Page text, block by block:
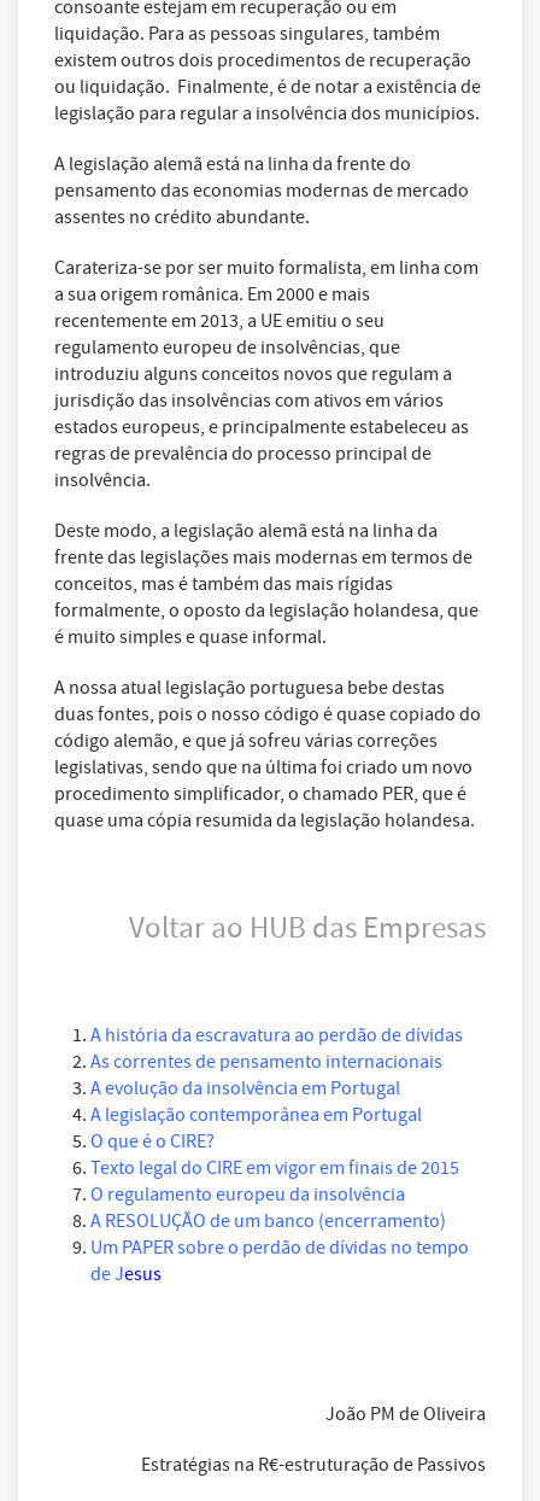
consoante estejam em recuperação ou em
liquidação. Para as pessoas singulares, também
existem outros dois procedimentos de recuperação
ou liquidação. Finalmente, é de notar a existência de
legislação para regular a insolvência dos municípios.
A legislação alemã está na linha da frente do
pensamento das economias modernas de mercado
assentes no crédito abundante.
Carateriza-se por ser muito formalista, em linha com
a sua origem românica. Em 2000 e mais
recentemente em 2013, a UE emitiu o seu
regulamento europeu de insolvências, que
introduziu alguns conceitos novos que regulam a
jurisdição das insolvências com ativos em vários
estados europeus, e principalmente estabeleceu as
regras de prevalência do processo principal de
insolvência.
Deste modo, a legislação alemã está na linha da
frente das legislações mais modernas em termos de
conceitos, mas é também das mais rígidas
formalmente, o oposto da legislação holandesa, que
é muito simples e quase informal.
A nossa atual legislação portuguesa bebe destas
duas fontes, pois o nosso código é quase copiado do
código alemão, e que já sofreu várias correções
legislativas, sendo que na última foi criado um novo
procedimento simplificador, o chamado PER, que é
quase uma cópia resumida da legislação holandesa.
Voltar ao HUB das Empresas
A história da escravatura ao perdão de dívidas
As correntes de pensamento internacionais
A evolução da insolvência em Portugal
A legislação contemporânea em Portugal
O que é o CIRE?
Texto legal do CIRE em vigor em finais de 2015
O regulamento europeu da insolvência
A RESOLUÇÃO de um banco (encerramento)
Um PAPER sobre o perdão de dívidas no tempo
de Jesus
João PM de Oliveira
Estratégias na R€-estruturação de Passivos